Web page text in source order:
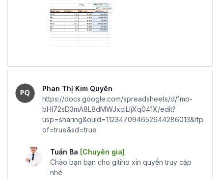
Phan Thị Kim Quyên
https://docs.google.com/spreadsheets/d/1mo-
bHI72sD3mA8L8dMWJxclLIjXq041X/edit?
usp=sharing&ouid=112347094652644286013&rtp
of=true&sd=true
Tuấn Ba [Chuyên gia]
Chào bạn bạn cho gitiho xin quyền truy cập
nhé